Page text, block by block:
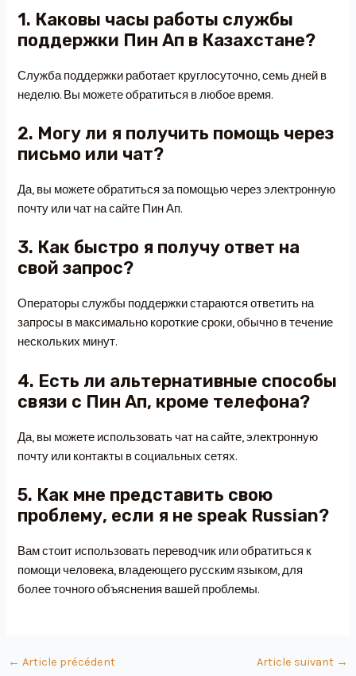
1. Каковы часы работы службы
поддержки Пин Ап в Казахстане?
Служба поддержки работает круглосуточно, семь дней в
неделю. Вы можете обратиться в любое время.
2. Могу ли я получить помощь через
письмо или чат?
Да, вы можете обратиться за помощью через электронную
почту или чат на сайте Пин Ап.
3. Как быстро я получу ответ на
свой запрос?
Операторы службы поддержки стараются ответить на
запросы в максимально короткие сроки, обычно в течение
нескольких минут.
4. Есть ли альтернативные способы
связи с Пин Ап, кроме телефона?
Да, вы можете использовать чат на сайте, электронную
почту или контакты в социальных сетях.
5. Как мне представить свою
проблему, если я не speak Russian?
Вам стоит использовать переводчик или обратиться к
помощи человека, владеющего русским языком, для
более точного объяснения вашей проблемы.
← Article précédent Article suivant →